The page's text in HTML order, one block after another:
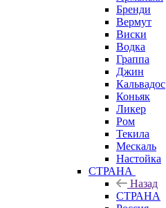
Бренди
Вермут
Виски
Водка
Граппа
Джин
Кальвадос
Коньяк
Ликер
Ром
Текила
Мескаль
Настойка
СТРАНА
Назад
СТРАНА